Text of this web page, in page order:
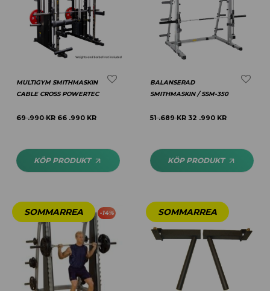
MULTIGYM SMITHMASKIN
CABLE CROSS POWERTEC
69 .990KR 66 .990 KR
KÖP PRODUKT
BALANSERAD
SMITHMASKIN / SSM-350
51 .689KR 32 .990 KR
KÖP PRODUKT
-14%